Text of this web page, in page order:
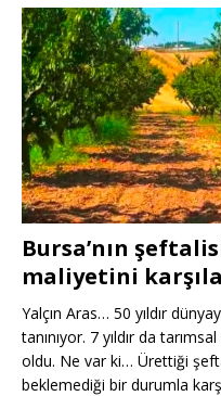
Bursa’nın
maliyetini
Yalçın Aras… 50 yıldır
tanınıyor. 7 yıldır da
oldu. Ne var ki… Ürettiği
beklemediği bir durumla